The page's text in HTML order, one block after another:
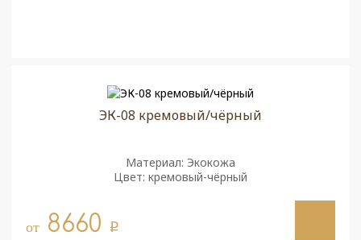
ЭК-08 кремовый/чёрный
Материал: Экокожа
Цвет: кремовый-чёрный
от8660 q